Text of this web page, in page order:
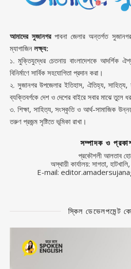
আমাদের সুজানগরপাবনা জেলার অন্তর্গত
ম্যাগাজিন লক্ষ্য:
১. মুক্তিযুদ্ধের চেতনায় বাংলাদেশকে আদর্শিক
বিনির্মাণে সার্বিক সহযোগিতা প্রদান করা।
২. সুজানগর উপজেলার ইতিহাস, ঐতিহ্য, সাহিত্য,
ব্যক্তিবর্গকে দেশ ও দেশের বাইরে সবার মাঝে তুলে
৩. শিক্ষা, সাহিত্য, সংস্কৃতি ও আর্থ-সামাজিক
তরুণ প্রজন্ম সৃষ্টিতে ভূমিকা রাখা।
সম্পাদক ও
প্রকৌশলী আলতাব
অস্থায়ী কার্যালয়: সাগতা,
E-mail:
স্কিল ডেভেলপমেন্ট